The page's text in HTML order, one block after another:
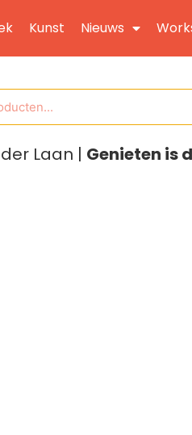
Kunst Nieuws
Laan | Genieten is